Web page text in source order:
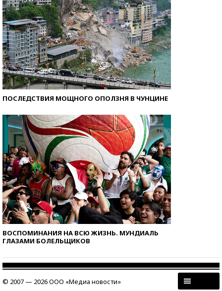
ПОСЛЕДСТВИЯ МОЩНОГО ОПОЛЗНЯ В ЧУНЦИНЕ
ВОСПОМИНАНИЯ НА ВСЮ ЖИЗНЬ. МУНДИАЛЬ
ГЛАЗАМИ БОЛЕЛЬЩИКОВ
© 2007 — 2026 ООО «Медиа новости»